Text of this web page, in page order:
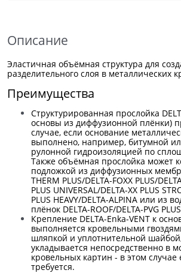
Описание
Эластичная объёмная структура для
разделительного слоя в металлических
Преимущества
Структурированная прослойка
основы из диффузионной плёнки)
случае, если основание
выполнено, например, битумной
рулонной гидроизоляцией по
Также объёмная прослойка может
подложкой из диффузионных
THERM PLUS/DELTA-FOXX PLUS/
PLUS UNIVERSAL /DELTA-XX PLUS
PLUS HEAVY/DELTA-ALPINA или из
плёнок DELTA-ROOF/DELTA-PVG PLUS
Крепление DELTA-Enka-VENT к
выполняется кровельными
шляпкой и уплотнительной
укладывается непосредственно в
кровельных картин - в этом
требуется.